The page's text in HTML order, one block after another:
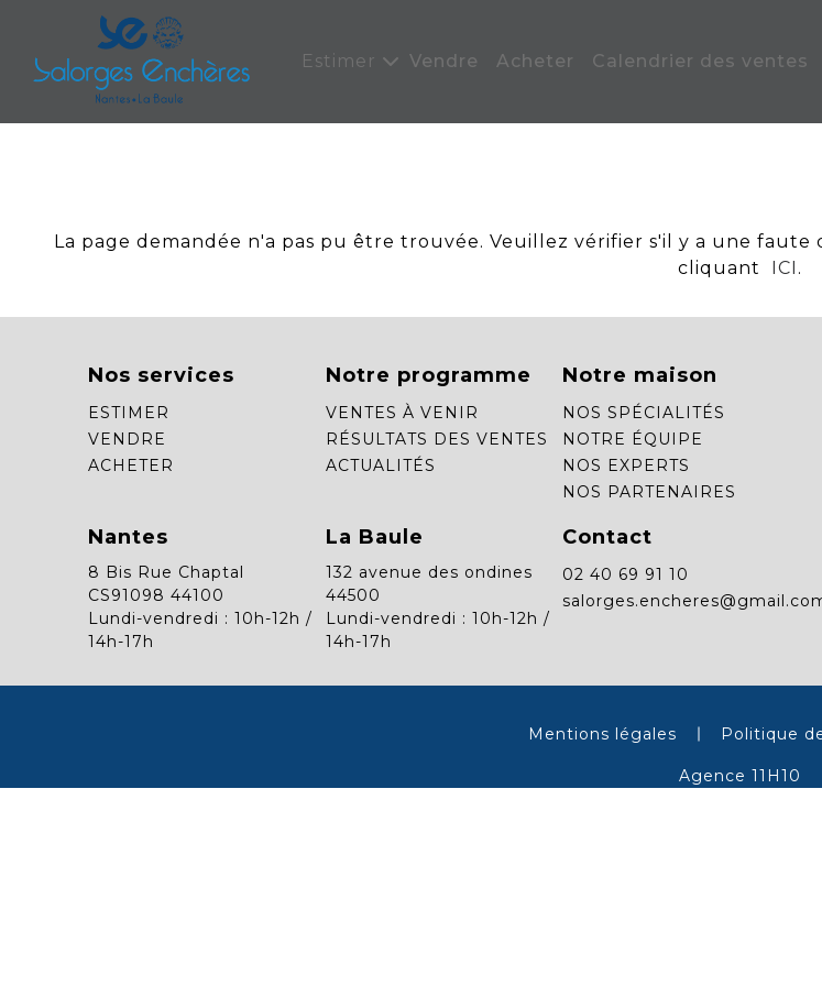
Estimer Vendre Acheter Calendrier des ventes
La page demandée n'a pas pu être trouvée. Veuillez vérifier s'il y a une
cliquant
ICI .
Nos services
ESTIMER
VENDRE
ACHETER
Notre programme
VENTES À VENIR
RÉSULTATS DES VENTES
ACTUALITÉS
Notre maison
NOS SPÉCIALITÉS
NOTRE ÉQUIPE
NOS EXPERTS
NOS PARTENAIRES
Nantes
8 Bis Rue Chaptal
CS91098 44100
Lundi-vendredi : 10h-12h /
14h-17h
La Baule
132 avenue des ondines
44500
Lundi-vendredi : 10h-12h /
14h-17h
Contact
02 40 69 91 10
Mentions légales Politique
Agence 11H10
Panneau de gestion des cookies